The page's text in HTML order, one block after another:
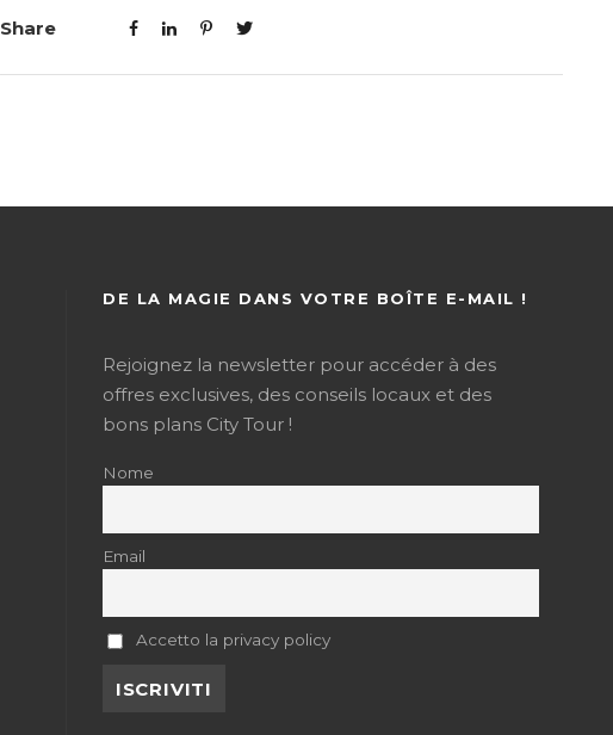
Share
DE LA MAGIE DANS VOTRE BOÎTE E-MAIL !
Rejoignez la newsletter pour accéder à des
offres exclusives, des conseils locaux et des
bons plans City Tour !
Nome
Email
Accetto la privacy policy